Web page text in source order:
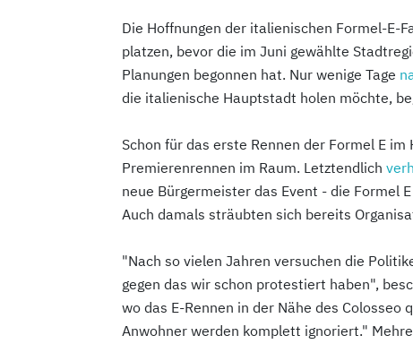
Die Hoffnungen der italienischen Formel-E-
platzen, bevor die im Juni gewählte
Planungen begonnen hat. Nur wenige Tage
die italienische Hauptstadt holen möchte,
Schon für das erste Rennen der Formel E
Premierenrennen im Raum. Letztendlich
neue Bürgermeister das Event - die Formel
Auch damals sträubten sich bereits
"Nach so vielen Jahren versuchen die
gegen das wir schon protestiert haben",
wo das E-Rennen in der Nähe des
Anwohner werden komplett ignoriert."